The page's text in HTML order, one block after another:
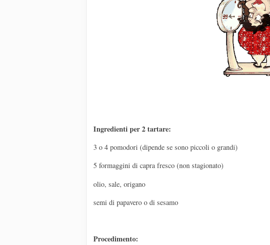
Ingredienti per 2 tartare:
3 o 4 pomodori (dipende se sono piccoli o grandi)
5 formaggini di capra fresco (non stagionato)
olio, sale, origano
semi di papavero o di sesamo
Procedimento: